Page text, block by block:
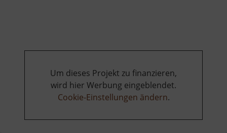
Um dieses Projekt zu finanzieren,
wird hier Werbung eingeblendet.
Cookie-Einstellungen ändern.